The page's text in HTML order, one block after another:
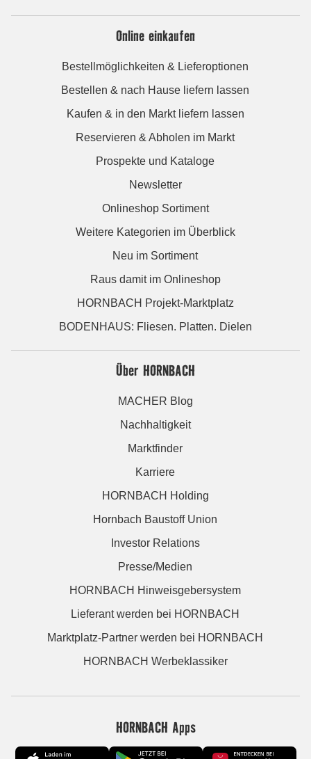
Online einkaufen
Bestellmöglichkeiten & Lieferoptionen
Bestellen & nach Hause liefern lassen
Kaufen & in den Markt liefern lassen
Reservieren & Abholen im Markt
Prospekte und Kataloge
Newsletter
Onlineshop Sortiment
Weitere Kategorien im Überblick
Neu im Sortiment
Raus damit im Onlineshop
HORNBACH Projekt-Marktplatz
BODENHAUS: Fliesen. Platten. Dielen
Über HORNBACH
MACHER Blog
Nachhaltigkeit
Marktfinder
Karriere
HORNBACH Holding
Hornbach Baustoff Union
Investor Relations
Presse/Medien
HORNBACH Hinweisgebersystem
Lieferant werden bei HORNBACH
Marktplatz-Partner werden bei HORNBACH
HORNBACH Werbeklassiker
HORNBACH Apps